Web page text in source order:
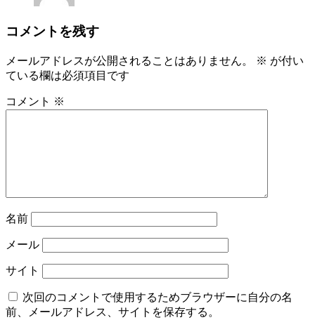
コメントを残す
メールアドレスが公開されることはありません。 ※ が付い
ている欄は必須項目です
コメント ※
名前
メール
サイト
次回のコメントで使用するためブラウザーに自分の名
前、メールアドレス、サイトを保存する。